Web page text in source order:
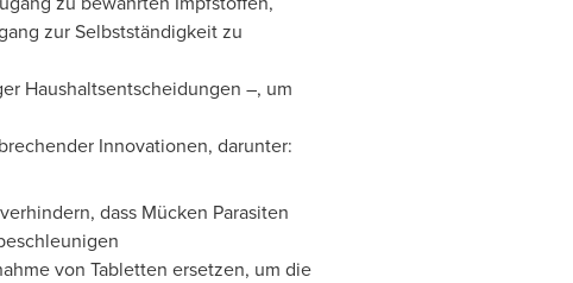
zur Selbstständigkeit zu
Haushaltsentscheidungen –, um
Innovationen, darunter:
dass Mücken Parasiten
von Tabletten ersetzen, um die